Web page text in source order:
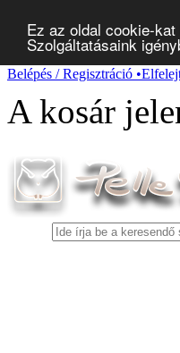
Ez az oldal cookie-
Szolgáltatásaink
Belépés / Regisztráció •
A kosár